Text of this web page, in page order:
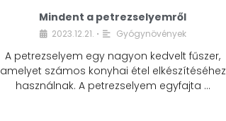
Mindent a petrezselyemről
2023.12.21. • Gyógynövények
A petrezselyem egy nagyon kedvelt fűszer,
amelyet számos konyhai étel elkészítéséhez
használnak. A petrezselyem egyfajta …